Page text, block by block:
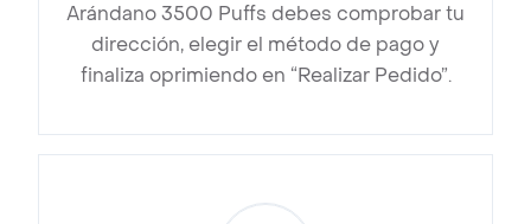
Arándano 3500 Puffs debes comprobar tu
dirección, elegir el método de pago y
finaliza oprimiendo en “Realizar Pedido”.